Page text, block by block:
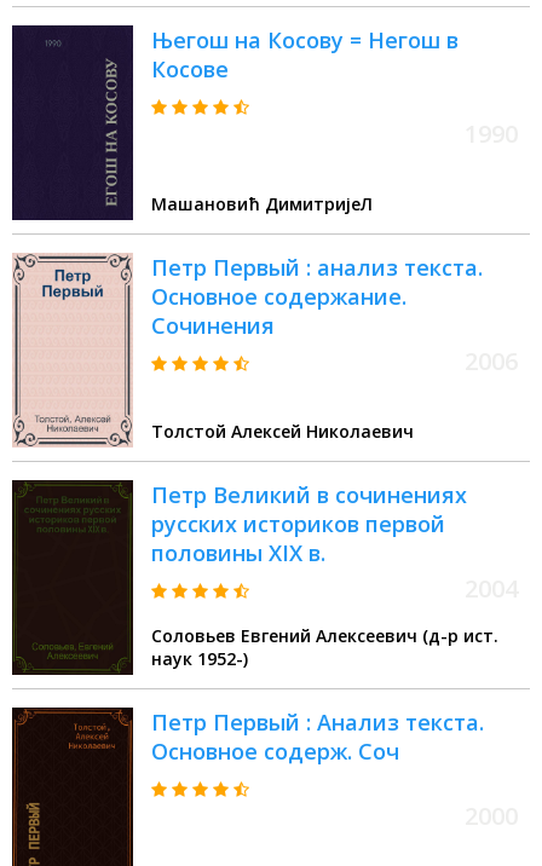
Његош на Косову = Негош в
Косове
Машановић ДимитријеЛ
Петр Первый : анализ текста.
Основное содержание.
Сочинения
Толстой Алексей Николаевич
Петр Великий в сочинениях
русских историков первой
половины XIX в.
Соловьев Евгений Алексеевич (д-р ист.
наук 1952-)
Петр Первый : Анализ текста.
Основное содерж. Соч